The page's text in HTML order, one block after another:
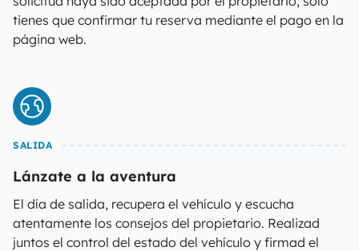
tienes que confirmar tu reserva mediante el pago en la
página web.
SALIDA
Lánzate a la aventura
El día de salida, recupera el vehículo y escucha
atentamente los consejos del propietario. Realizad
juntos el control del estado del vehículo y firmad el